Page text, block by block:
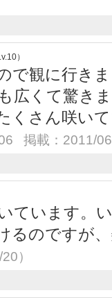
）
で観に行き
広くて驚き
くさん咲い
06 掲載：2011/
ています。
るのですが
）